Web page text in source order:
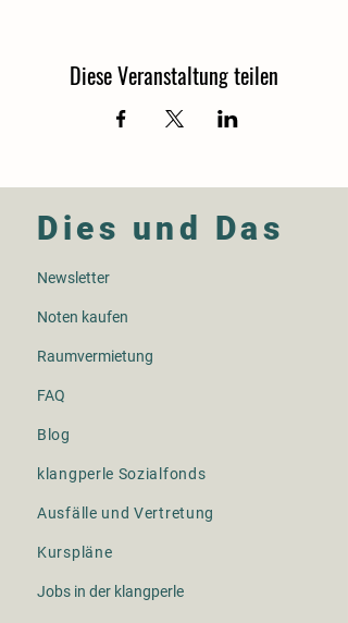
Diese Veranstaltung teilen
Dies und Das
Newsletter
Noten kaufen
Raumvermietung
FAQ
Blog​
klangperle Sozialfonds
Ausfälle und Vertretung
Kurspläne
Jobs in der klangperle